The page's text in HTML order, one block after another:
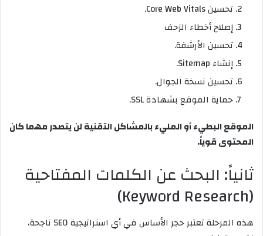
تحسين Core Web Vitals.
إصلاح أخطاء الزحف
تحسين الأرشفة.
إنشاء Sitemap.
تحسين نسخة الجوال.
حماية الموقع بشهادة SSL.
الموقع البطيء أو المليء بالمشاكل التقنية لن يتصدر مهما كان
المحتوى قوياً.
ثانياً: البحث عن الكلمات المفتاحية
(Keyword Research)
هذه المرحلة تعتبر حجر الأساس في أي استراتيجية SEO ناجحة،